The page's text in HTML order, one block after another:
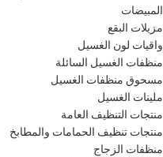
المبيضات
مزيلات البقع
واقيات لون الغسيل
منظفات الغسيل السائلة
مسحوق منظفات الغسيل
ملينات الغسيل
منتجات التنظيف العامة
منتجات تنظيف الحمامات والمطابخ
منظفات الزجاج